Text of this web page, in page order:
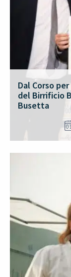
Dal Corso
del Birrificio
Busetta